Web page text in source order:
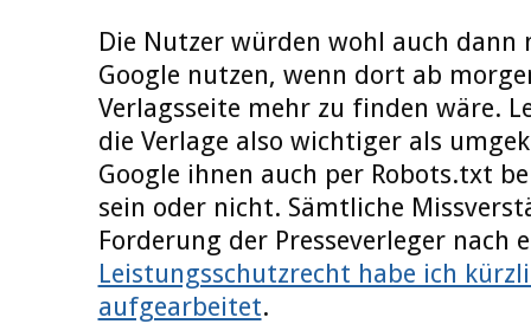
Die Nutzer würden wohl auch dann
Google nutzen, wenn dort ab
Verlagsseite mehr zu finden wäre.
die Verlage also wichtiger als
Google ihnen auch per Robots.txt
sein oder nicht. Sämtliche
Forderung der Presseverleger nach
Leistungsschutzrecht habe ich
aufgearbeitet.